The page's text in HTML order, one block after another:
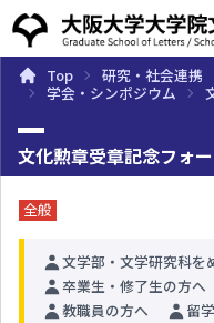
概要 学部・大学院
Top 研究・社会連携
学会・シンポジウム
文化勲章受章記念フォ
全般
文学部・文学研究科を
卒業生・修了生の方へ
教職員の方へ
留